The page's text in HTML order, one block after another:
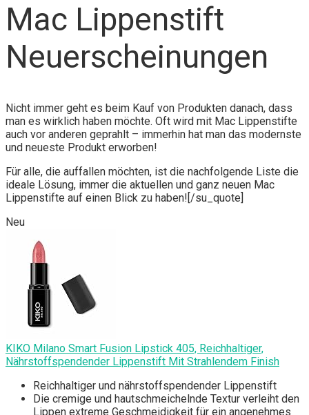
Mac Lippenstift
Neuerscheinungen
Nicht immer geht es beim Kauf von Produkten danach, dass
man es wirklich haben möchte. Oft wird mit Mac Lippenstifte
auch vor anderen geprahlt – immerhin hat man das modernste
und neueste Produkt erworben!
Für alle, die auffallen möchten, ist die nachfolgende Liste die
ideale Lösung, immer die aktuellen und ganz neuen Mac
Lippenstifte auf einen Blick zu haben![/su_quote]
Neu
KIKO Milano Smart Fusion Lipstick 405, Reichhaltiger,
Nährstoffspendender Lippenstift Mit Strahlendem Finish
Reichhaltiger und nährstoffspendender Lippenstift
Die cremige und hautschmeichelnde Textur verleiht den
Lippen extreme Geschmeidigkeit für ein angenehmes